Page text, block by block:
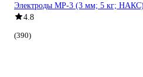
Электроды МР-3 (3 мм; 5 кг;
4.8
(390)